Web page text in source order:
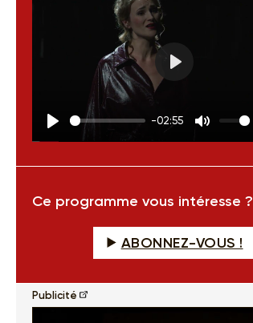
Play
-02:55
Mute
Ce programme vous intéresse ?
ABONNEZ-VOUS !
Publicité